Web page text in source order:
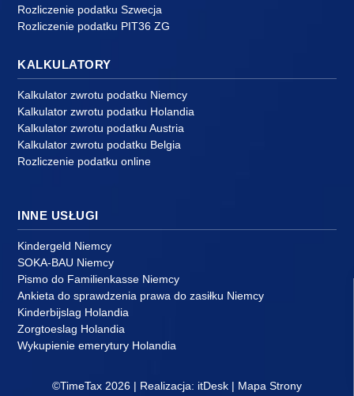
Rozliczenie podatku Szwecja
Rozliczenie podatku PIT36 ZG
KALKULATORY
Kalkulator zwrotu podatku Niemcy
Kalkulator zwrotu podatku Holandia
Kalkulator zwrotu podatku Austria
Kalkulator zwrotu podatku Belgia
Rozliczenie podatku online
INNE USŁUGI
Kindergeld Niemcy
SOKA-BAU Niemcy
Pismo do Familienkasse Niemcy
Ankieta do sprawdzenia prawa do zasiłku Niemcy
Kinderbijslag Holandia
Zorgtoeslag Holandia
Wykupienie emerytury Holandia
©TimeTax 2026 | Realizacja: itDesk | Mapa Strony